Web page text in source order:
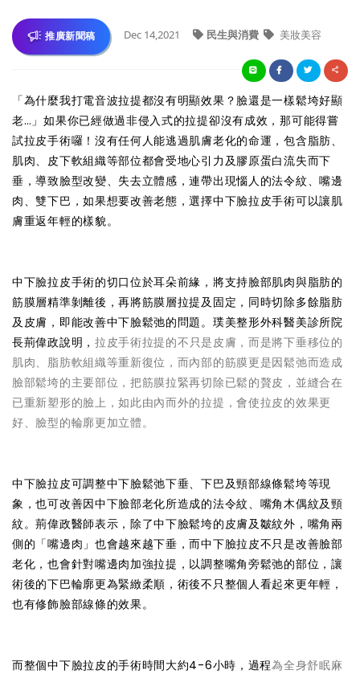
推廣新聞稿 Dec 14,2021 民生與消費 美妝美容
「為什麼我打電音波拉提都沒有明顯效果？臉還是一樣鬆垮好顯
老…」如果你已經做過非侵入式的拉提卻沒有成效，那可能得嘗
試拉皮手術囉！沒有任何人能逃過肌膚老化的命運，包含脂肪、
肌肉、皮下軟組織等部位都會受地心引力及膠原蛋白流失而下
垂，導致臉型改變、失去立體感，連帶出現惱人的法令紋、嘴邊
肉、雙下巴，如果想要改善老態，選擇中下臉拉皮手術可以讓肌
膚重返年輕的樣貌。
中下臉拉皮手術的切口位於耳朵前緣，將支持臉部肌肉與脂肪的
筋膜層精準剝離後，再將筋膜層拉提及固定，同時切除多餘脂肪
及皮膚，即能改善中下臉鬆弛的問題。璞美整形外科醫美診所院
長荊偉政說明， 拉皮手術拉提的不只是皮膚，而是將下垂移位的
肌肉、脂肪軟組織等重新復位，而內部的筋膜更是因鬆弛而造成
臉部鬆垮的主要部位，把筋膜拉緊再切除已鬆的贅皮，並縫合在
已重新塑形的臉上，如此由內而外的拉提，會使拉皮的效果更
好、臉型的輪廓更加立體。
中下臉拉皮可調整中下臉鬆弛下垂、下巴及頸部線條鬆垮等現
象，也可改善因中下臉部老化所造成的法令紋、嘴角木偶紋及頸
紋。荊偉政醫師表示，除了中下臉鬆垮的皮膚及皺紋外，嘴角兩
側的「嘴邊肉」也會越來越下垂，而中下臉拉皮不只是改善臉部
老化，也會針對嘴邊肉加強拉提，以調整嘴角旁鬆弛的部位，讓
術後的下巴輪廓更為緊緻柔順，術後不只整個人看起來更年輕，
也有修飾臉部線條的效果。
而整個中下臉拉皮的手術時間大約4-6小時，過程為全身舒眠麻